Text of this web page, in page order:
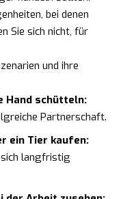
bei denen
Sie sich nicht, für
und ihre
Hand schütteln:
Partnerschaft.
ein Tier kaufen:
langfristig